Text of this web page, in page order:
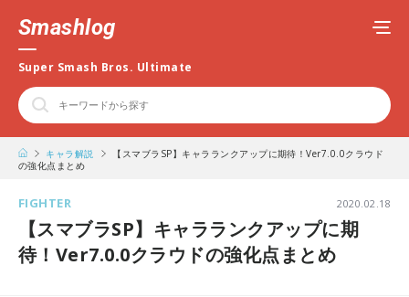
Smashlog
Super Smash Bros. Ultimate
キャラ解説
【スマブラSP】キャラランクアップに期待！Ver7.0.0クラウド
の強化点まとめ
FIGHTER 2020.02.18
【スマブラSP】キャラランクアップに期
待！Ver7.0.0クラウドの強化点まとめ